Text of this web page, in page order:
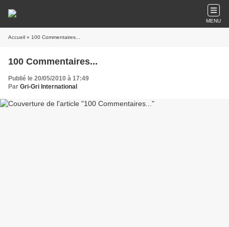
MENU
Accueil » 100 Commentaires...
100 Commentaires...
Publié le 20/05/2010 à 17:49
Par Gri-Gri International